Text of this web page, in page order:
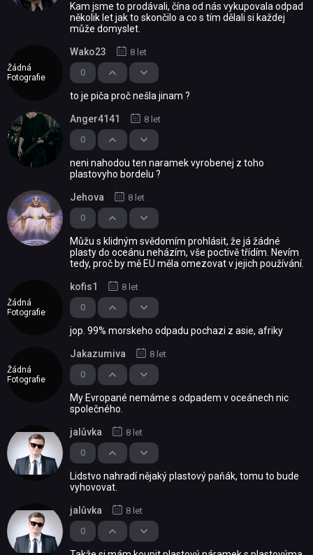
Kam jsme to prodávali, čína od nás vykupovala odpad
několik let jak to skončilo a co s tím dělali si každej
může domyslet.
Žádná
Fotografie
0
Wako23 8 let
to je piča proč nešla jinam ?
0
Anger4141 8 let
neni nahodou ten naramek vyrobenej z toho
plastovyho bordelu ?
0
Jehova 8 let
Můžu s klidným svědomím prohlásit, že já žádné
plasty do oceánu neházím, vše poctivě třídím. Nevím
tedy, proč by mě EU měla omezovat v jejich používání.
Žádná
Fotografie
0
kofis1 8 let
jop. 99% morskeho odpadu pochazi z asie, afriky
Žádná
Fotografie
0
Jakazumiva 8 let
My Evropané nemáme s odpadem v oceánech nic
společného.
0
jalůvka 8 let
Lidstvo nahradí nějaký plastový paňák, tomu to bude
vyhovovat.
0
jalůvka 8 let